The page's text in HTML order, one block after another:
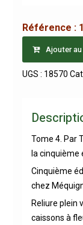
Référence :
Ajouter
UGS : 18570
Tome 4. Par
la cinquième
Cinquième
chez
Reliure plein
caissons à